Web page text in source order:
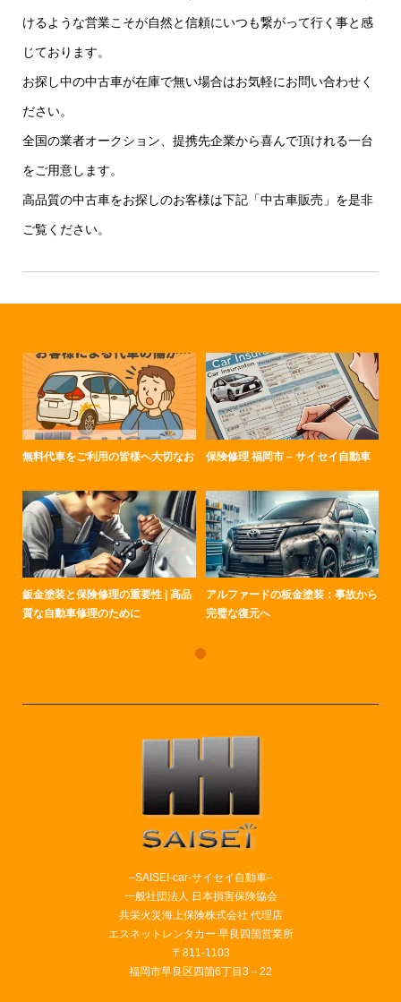
けるような営業こそが自然と信頼にいつも繋がって行く事と感
じております。
お探し中の中古車が在庫で無い場合はお気軽にお問い合わせく
ださい。
全国の業者オークション、提携先企業から喜んで頂けれる一台
をご用意します。
高品質の中古車をお探しのお客様は下記「中古車販売」を是非
ご覧ください。
無料代車をご利用の皆様へ大切なお 保険修理 福岡市 – サイセイ自動車
鈑金塗装と保険修理の重要性 | 高品
質な自動車修理のために
アルファードの板金塗装：事故から
完璧な復元へ
–SAISEI-car-サイセイ自動車–
一般社団法人 日本損害保険協会
共栄火災海上保険株式会社 代理店
エスネットレンタカー 早良四箇営業所
〒811-1103
福岡市早良区四箇6丁目3－22